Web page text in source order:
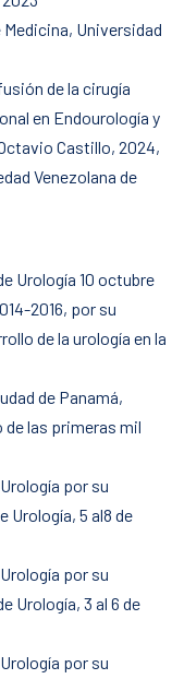
Universidad
de la cirugía
en Endourología y
Castillo, 2024,
Venezolana de
Urología 10 octubre
2016, por su
de la urología en la
de Panamá,
de las primeras mil
por su
Urología, 5 al8 de
por su
Urología, 3 al 6 de
por su